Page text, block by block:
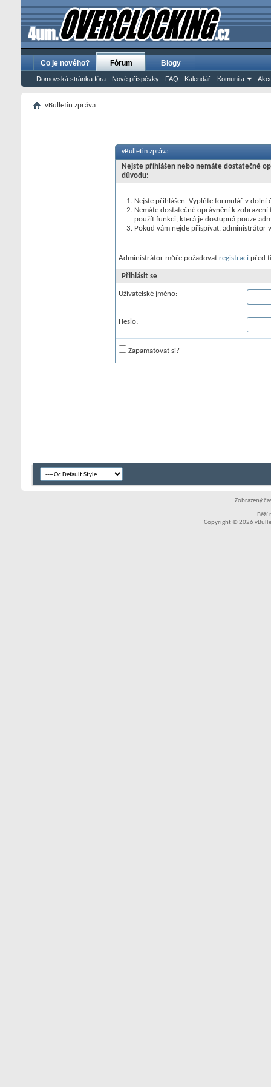
Co je nového? Fórum
Domovská stránka fóra Nové příspěvky FAQ Kalendář Komunita
Blogy
vBulletin zpráva
vBulletin zpráva
Nejste příhlášen nebo nemáte dostatečné
důvodu:
Nejste přihlášen. Vyplňte formulář v dolní
Nemáte dostatečné oprávnění k
použít funkci, která je dostupná pouze
Pokud vám nejde přispívat, administrátor
Administrátor můře požadovat registraci před
Přihlásit se
Uživatelské jméno:
Heslo:
Zapamatovat si?
Zobrazený
Běží
Copyright © 2026